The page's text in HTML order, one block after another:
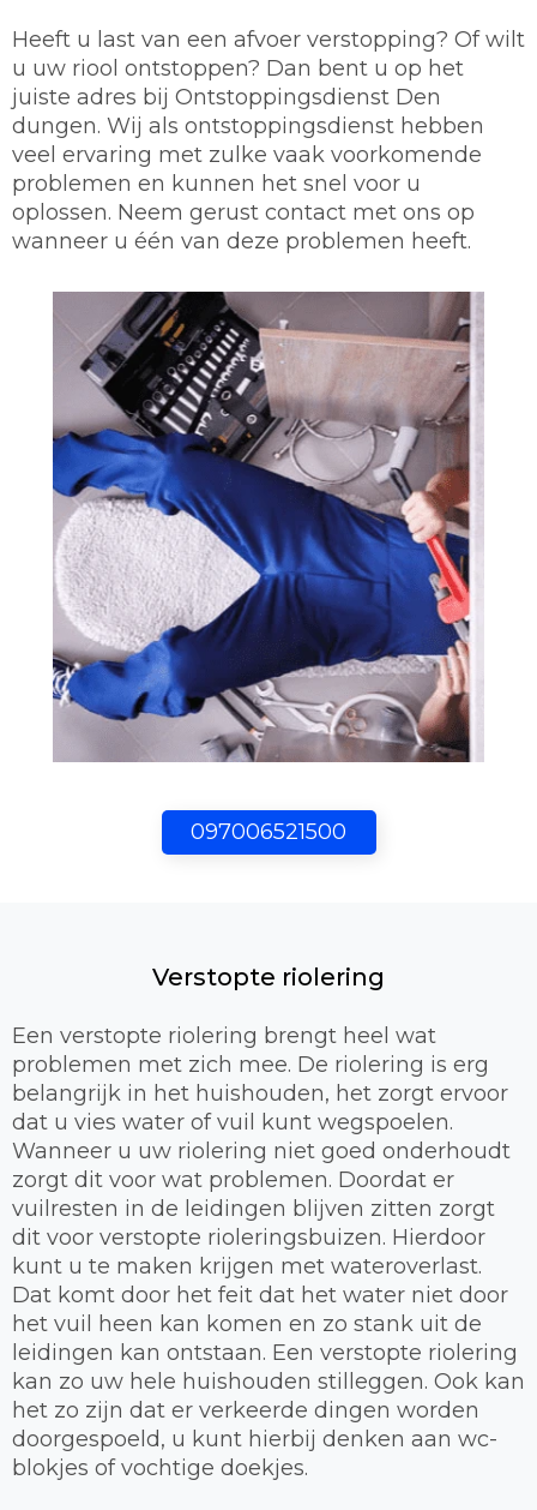
097006521500
Heeft u last van een afvoer verstopping? Of wilt
u uw riool ontstoppen? Dan bent u op het
juiste adres bij Ontstoppingsdienst Den
dungen. Wij als ontstoppingsdienst hebben
veel ervaring met zulke vaak voorkomende
problemen en kunnen het snel voor u
oplossen. Neem gerust contact met ons op
wanneer u één van deze problemen heeft.
Verstopte riolering
Een verstopte riolering brengt heel wat
problemen met zich mee. De riolering is erg
belangrijk in het huishouden, het zorgt ervoor
dat u vies water of vuil kunt wegspoelen.
Wanneer u uw riolering niet goed onderhoudt
zorgt dit voor wat problemen. Doordat er
vuilresten in de leidingen blijven zitten zorgt
dit voor verstopte rioleringsbuizen. Hierdoor
kunt u te maken krijgen met wateroverlast.
Dat komt door het feit dat het water niet door
het vuil heen kan komen en zo stank uit de
leidingen kan ontstaan. Een verstopte riolering
kan zo uw hele huishouden stilleggen. Ook kan
het zo zijn dat er verkeerde dingen worden
doorgespoeld, u kunt hierbij denken aan wc-
blokjes of vochtige doekjes.